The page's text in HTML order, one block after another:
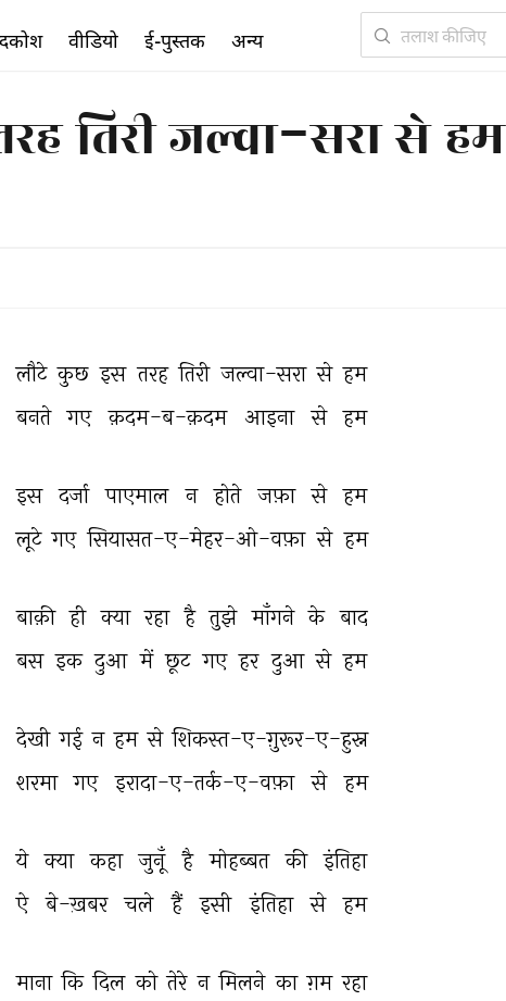
तिरी जल्वा-सरा से हम
लौटे कुछ इस तरह तिरी जल्वा-सरा से हम
बनते गए क़दम-ब-क़दम आइना से हम
इस दर्जा पाएमाल न होते जफ़ा से हम
लूटे गए सियासत-ए-मेहर-ओ-वफ़ा से हम
बाक़ी ही क्या रहा है तुझे माँगने के बाद
बस इक दुआ में छूट गए हर दुआ से हम
देखी गई न हम से शिकस्त-ए-ग़ुरूर-ए-हुस्न
शरमा गए इरादा-ए-तर्क-ए-वफ़ा से हम
ये क्या कहा जुनूँ है मोहब्बत की इंतिहा
ऐ बे-ख़बर चले हैं इसी इंतिहा से हम
माना कि दिल को तेरे न मिलने का ग़म रहा
वीडियो ई-पुस्तक अन्य